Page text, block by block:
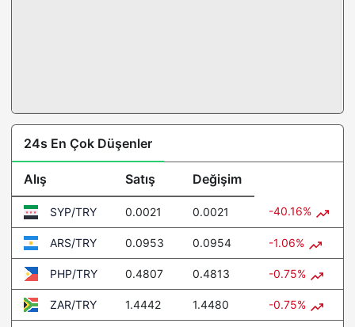
24s En Çok Düşenler
Alış Satış Değişim
SYP/TRY 0.0021 0.0021 -40.16%
ARS/TRY 0.0953 0.0954 -1.06%
PHP/TRY 0.4807 0.4813 -0.75%
ZAR/TRY 1.4442 1.4480 -0.75%